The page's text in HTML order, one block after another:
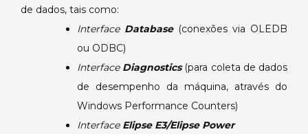
de dados, tais como:
Interface Database(conexões via OLEDB
ou ODBC)
Interface Diagnostics(para coleta de dados
de desempenho da máquina, através do
Windows Performance Counters)
Interface Elipse E3/Elipse Power